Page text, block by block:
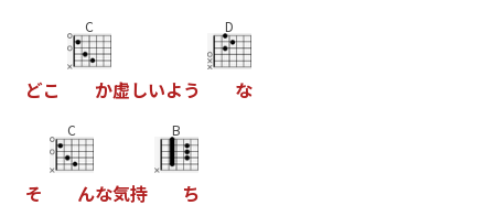
どこ
C
か虚しいよう
D
な
そ
C
んな気持
B
ち